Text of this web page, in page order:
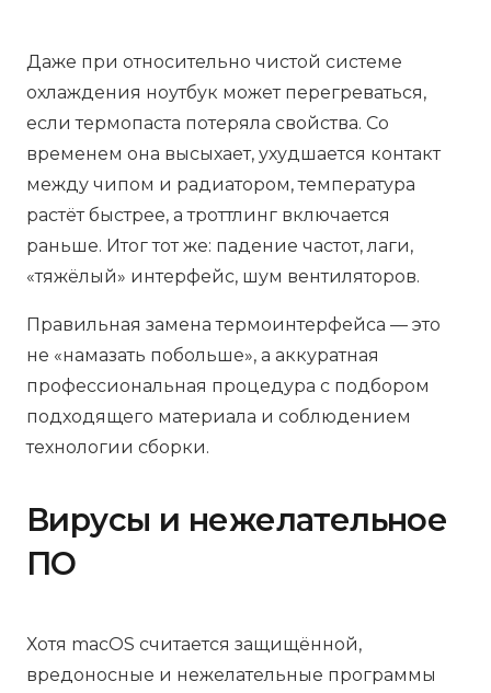
Даже при относительно чистой системе
охлаждения ноутбук может перегреваться,
если термопаста потеряла свойства. Со
временем она высыхает, ухудшается контакт
между чипом и радиатором, температура
растёт быстрее, а троттлинг включается
раньше. Итог тот же: падение частот, лаги,
«тяжёлый» интерфейс, шум вентиляторов.
Правильная замена термоинтерфейса — это
не «намазать побольше», а аккуратная
профессиональная процедура с подбором
подходящего материала и соблюдением
технологии сборки.
Вирусы и нежелательное
ПО
Хотя macOS считается защищённой,
вредоносные и нежелательные программы